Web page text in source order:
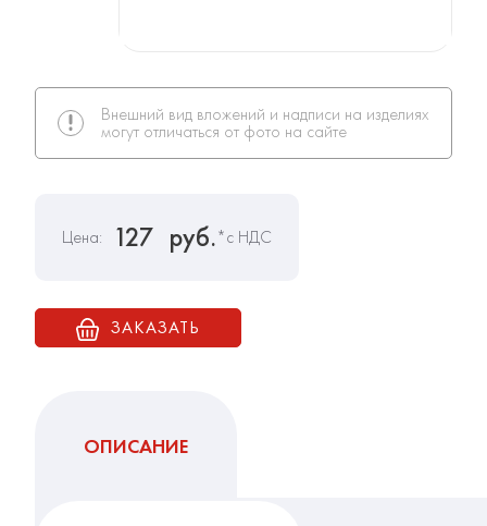
Внешний вид вложений и надписи на изделиях
могут отличаться от фото на сайте
Цена: 127 руб.*с НДС
ЗАКАЗАТЬ
ОПИСАНИЕ